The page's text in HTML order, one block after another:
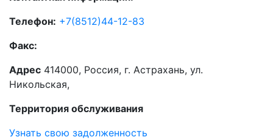
Телефон: +7(8512)44-12-83
Факс:
Адрес 414000, Россия, г. Астрахань, ул.
Никольская,
Территория обслуживания
Узнать свою задолженность